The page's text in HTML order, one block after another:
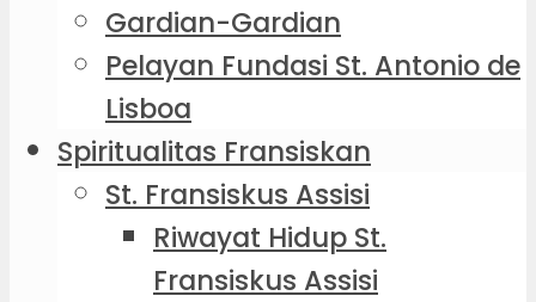
Gardian-Gardian
Pelayan Fundasi St. Antonio de
Lisboa
Spiritualitas Fransiskan
St. Fransiskus Assisi
Riwayat Hidup St.
Fransiskus Assisi